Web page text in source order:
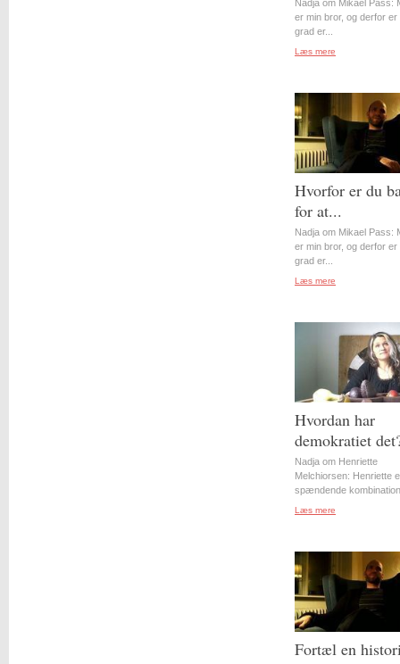
Nadja om Mikael Pass:
er min bror, og derfor er
grad er...
Læs mere
Hvorfor er du
for at...
Nadja om Mikael Pass:
er min bror, og derfor er
grad er...
Læs mere
Hvordan har
demokratiet
Nadja om Henriette
Melchiorsen: Henriette
spændende
Læs mere
Fortæl en